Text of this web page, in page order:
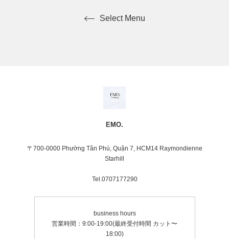
Select Menu
EMO.
〒700-0000 Phường Tân Phú, Quận 7, HCM14 Raymondienne
Starhill
Tel.0707177290
business hours
営業時間：9:00-19:00(最終受付時間 カット〜
18:00)